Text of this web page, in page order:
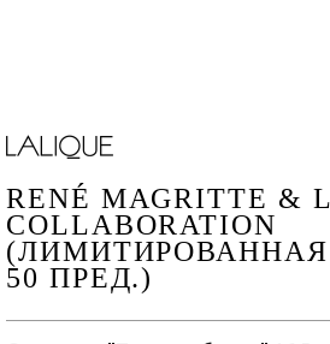
RENÉ MAGRITTE &
COLLABORATION
50 ПРЕД.)